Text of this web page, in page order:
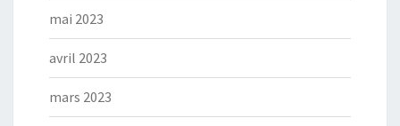
mai 2023
avril 2023
mars 2023